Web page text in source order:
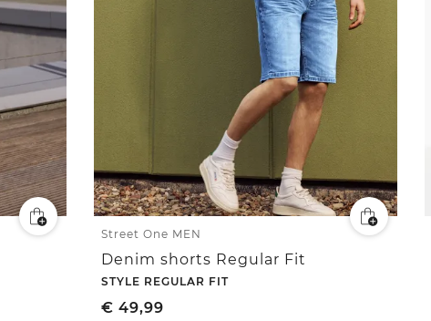
Street One MEN
Denim shorts Regular Fit
STYLE REGULAR FIT
€ 49,99